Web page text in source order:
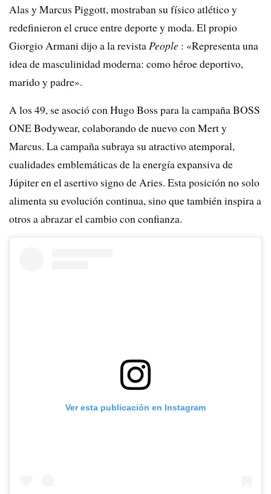
Alas y Marcus Piggott, mostraban su físico atlético y
redefinieron el cruce entre deporte y moda. El propio
Giorgio Armani dijo a la revista People : «Representa una
idea de masculinidad moderna: como héroe deportivo,
marido y padre».
A los 49, se asoció con Hugo Boss para la campaña BOSS
ONE Bodywear, colaborando de nuevo con Mert y
Marcus. La campaña subraya su atractivo atemporal,
cualidades emblemáticas de la energía expansiva de
Júpiter en el asertivo signo de Aries. Esta posición no solo
alimenta su evolución continua, sino que también inspira a
otros a abrazar el cambio con confianza.​
Ver esta publicación en Instagram